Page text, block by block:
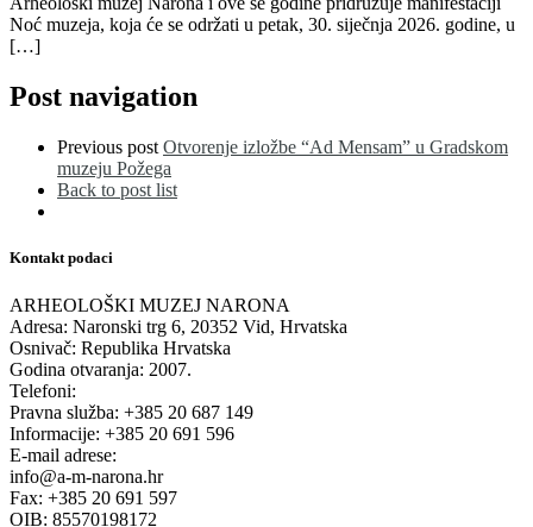
Noć muzeja, koja će se održati u petak, 30. siječnja 2026. godine, u
[…]
Post navigation
Previous post Otvorenje izložbe “Ad Mensam” u Gradskom
muzeju Požega
Back to post list
Kontakt podaci
ARHEOLOŠKI MUZEJ NARONA
Adresa: Naronski trg 6, 20352 Vid, Hrvatska
Osnivač: Republika Hrvatska
Godina otvaranja: 2007.
Telefoni:
Pravna služba: +385 20 687 149
Informacije: +385 20 691 596
E-mail adrese:
info@a-m-narona.hr
Fax: +385 20 691 597
OIB: 85570198172